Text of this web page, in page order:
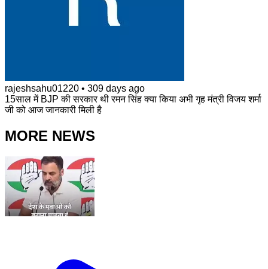
rajeshsahu01220 • 309 days ago
15साल में BJP की सरकार थी रमन सिंह क्या किया अभी गृह मंत्री विजय शर्मा
जी को आज जानकारी मिली है
MORE NEWS